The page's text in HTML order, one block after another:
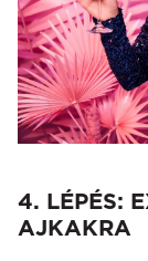
4. LÉPÉS:
AJKAKRA